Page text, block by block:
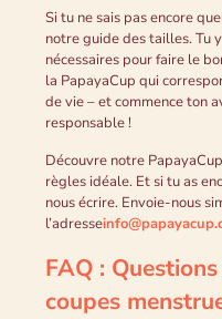
Si tu ne sais pas encore
notre guide des tailles. Tu
nécessaires pour faire le
la PapayaCup qui
de vie – et commence ton
responsable !
Découvre notre
règles idéale. Et si tu as
nous écrire. Envoie-nous
l’adresse
FAQ :
coupes